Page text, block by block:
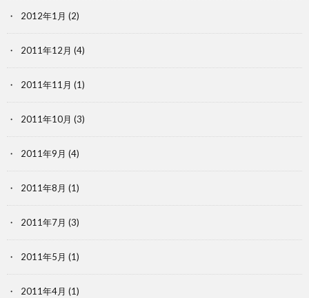
2012年1月 (2)
2011年12月 (4)
2011年11月 (1)
2011年10月 (3)
2011年9月 (4)
2011年8月 (1)
2011年7月 (3)
2011年5月 (1)
2011年4月 (1)